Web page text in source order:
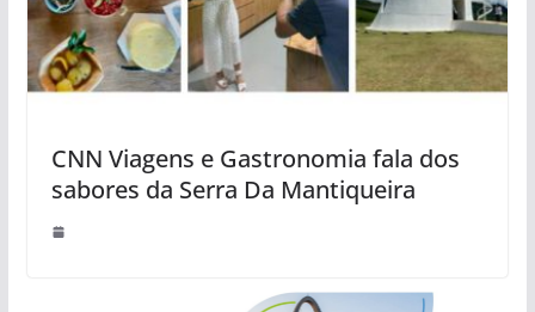
CNN Viagens e Gastronomia fala dos
sabores da Serra Da Mantiqueira